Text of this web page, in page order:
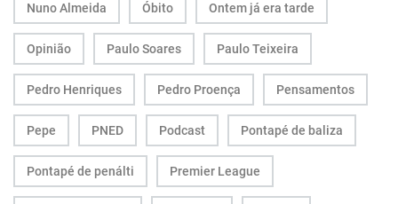
Nuno Almeida Óbito Ontem já era tarde
Opinião Paulo Soares Paulo Teixeira
Pedro Henriques Pedro Proença Pensamentos
Pepe PNED Podcast Pontapé de baliza
Pontapé de penálti Premier League